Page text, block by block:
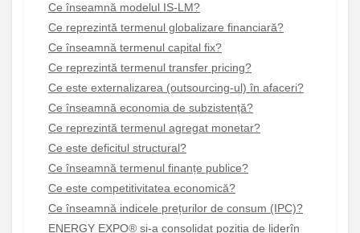
Ce înseamnă modelul IS-LM?
Ce reprezintă termenul globalizare financiară?
Ce înseamnă termenul capital fix?
Ce reprezintă termenul transfer pricing?
Ce este externalizarea (outsourcing-ul) în afaceri?
Ce înseamnă economia de subzistență?
Ce reprezintă termenul agregat monetar?
Ce este deficitul structural?
Ce înseamnă termenul finanțe publice?
Ce este competitivitatea economică?
Ce înseamnă indicele prețurilor de consum (IPC)?
ENERGY EXPO® și-a consolidat poziția de liderîn